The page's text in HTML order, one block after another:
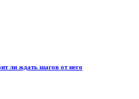
ли ждать шагов от него